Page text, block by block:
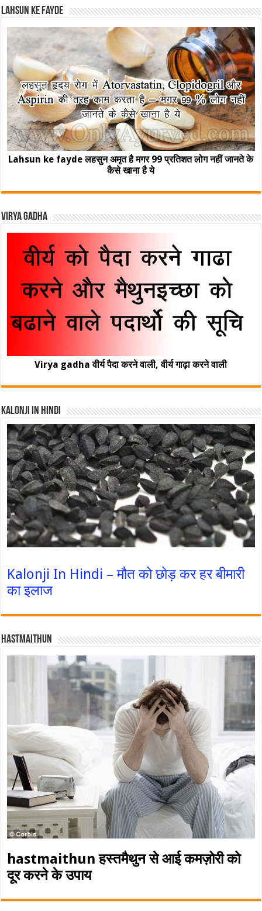
Lahsun ke fayde
Lahsun ke fayde लहसुन अमृत है मगर 99 प्रतिशत लोग नहीं जानते के
कैसे खाना है ये
Virya Gadha
Virya gadha वीर्य पैदा करने वाली, वीर्य गाढ़ा करने वाली
Kalonji In Hindi
Kalonji In Hindi – मौत को छोड़ कर हर बीमारी
का इलाज
Hastmaithun
hastmaithun हस्तमैथुन से आई कमज़ोरी को
दूर करने के उपाय